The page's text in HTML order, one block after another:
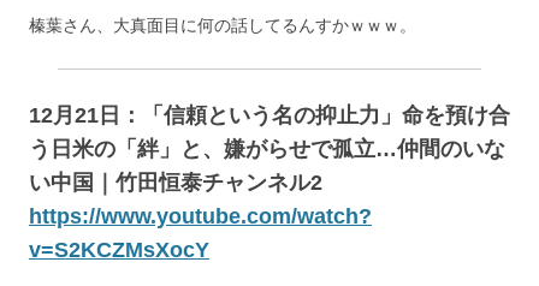
榛葉さん、大真面目に何の話してるんすかｗｗｗ。
12月21日：「信頼という名の抑止力」命を預け合
う日米の「絆」と、嫌がらせで孤立…仲間のいな
い中国｜竹田恒泰チャンネル2
https://www.youtube.com/watch?
v=S2KCZMsXocY